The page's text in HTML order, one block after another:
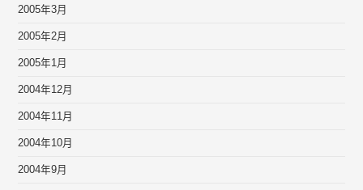
2005年3月
2005年2月
2005年1月
2004年12月
2004年11月
2004年10月
2004年9月